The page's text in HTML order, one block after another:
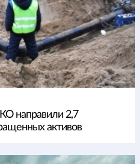
направили 2,7
активов